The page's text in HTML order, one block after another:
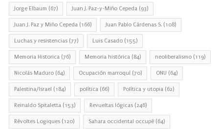
Jorge Elbaum (67) Juan J. Paz-y-Miño Cepeda (93)
Juan J. Paz y Miño Cepeda (166) Juan Pablo Cárdenas S. (108)
Luchas y resistencias (77) Luis Casado (155)
Memoria Historica (76) Memoria histórica (84) neoliberalismo (119)
Nicolás Maduro (64) Ocupación marroquí (70) ONU (64)
Palestina/Israel (184) política (66) Política y utopia (62)
Reinaldo Spitaletta (153) Revueltas lógicas (246)
Révoltes Logiques (120) Sahara occidental occupé (64)